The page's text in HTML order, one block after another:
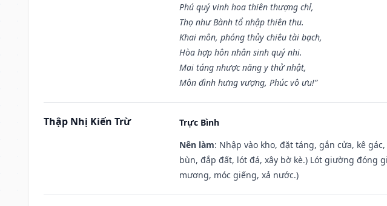
Phú quý vinh hoa thiên thượng chỉ,
Thọ như Bành tổ nhập thiên thu.
Khai môn, phóng thủy chiêu tài bạch,
Hòa hợp hôn nhân sinh quý nhi.
Mai táng nhược năng y thử nhật,
Môn đình hưng vượng, Phúc vô ưu!”
Thập Nhị Kiến Trừ
Trực Bình
Nên làm: Nhập vào kho, đặt táng, gắn cửa, kê
bùn, đắp đất, lót đá, xây bờ kè.) Lót giường đóng
mương, móc giếng, xả nước.)